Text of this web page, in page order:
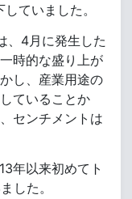
ていました。
、4月に発生した
時的な盛り上が
し、産業用途の
ていることか
センチメントは
年以来初めてト
した。